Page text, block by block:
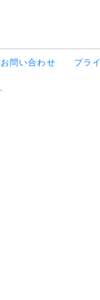
お問い合わせ プラ